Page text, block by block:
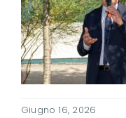
Giugno 16, 2026